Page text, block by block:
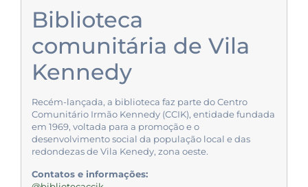
Biblioteca
comunitária de Vila
Kennedy
Recém-lançada, a biblioteca faz parte do Centro
Comunitário Irmão Kennedy (CCIK), entidade fundada
em 1969, voltada para a promoção e o
desenvolvimento social da população local e das
redondezas de Vila Kenedy, zona oeste.
Contatos e informações: